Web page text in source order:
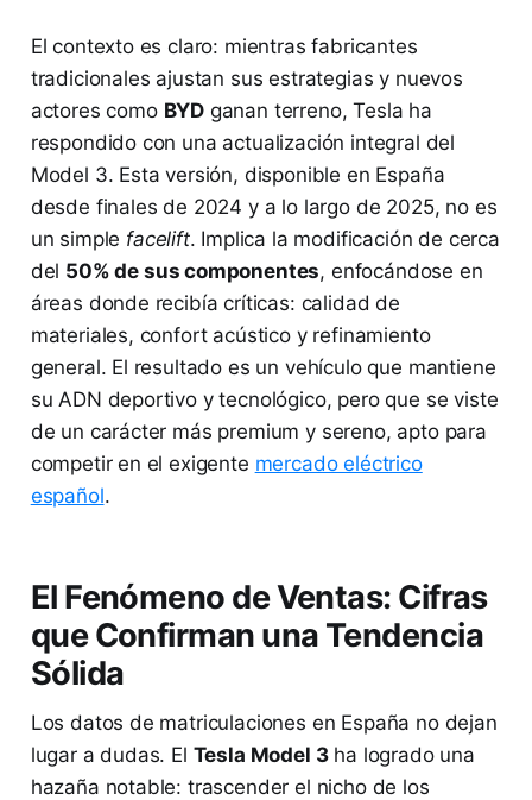
El contexto es claro: mientras fabricantes
tradicionales ajustan sus estrategias y nuevos
actores como BYD ganan terreno, Tesla ha
respondido con una actualización integral del
Model 3. Esta versión, disponible en España
desde finales de 2024 y a lo largo de 2025, no es
un simple facelift. Implica la modificación de cerca
del 50% de sus componentes, enfocándose en
áreas donde recibía críticas: calidad de
materiales, confort acústico y refinamiento
general. El resultado es un vehículo que mantiene
su ADN deportivo y tecnológico, pero que se viste
de un carácter más premium y sereno, apto para
competir en el exigente mercado eléctrico
español.
El Fenómeno de Ventas: Cifras
que Confirman una Tendencia
Sólida
Los datos de matriculaciones en España no dejan
lugar a dudas. El Tesla Model 3ha logrado una
hazaña notable: trascender el nicho de los